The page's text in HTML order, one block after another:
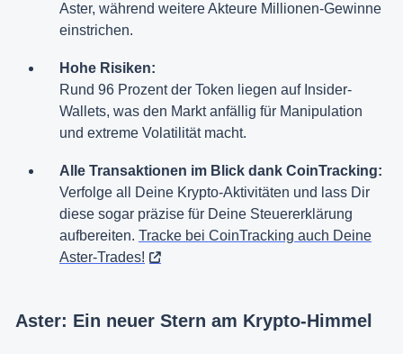
Aster, während weitere Akteure Millionen-Gewinne
einstrichen.
Hohe Risiken:
Rund 96 Prozent der Token liegen auf Insider-
Wallets, was den Markt anfällig für Manipulation
und extreme Volatilität macht.
Alle Transaktionen im Blick dank CoinTracking:
Verfolge all Deine Krypto-Aktivitäten und lass Dir
diese sogar präzise für Deine Steuererklärung
aufbereiten. Tracke bei CoinTracking auch Deine
Aster-Trades!
Aster: Ein neuer Stern am Krypto-Himmel